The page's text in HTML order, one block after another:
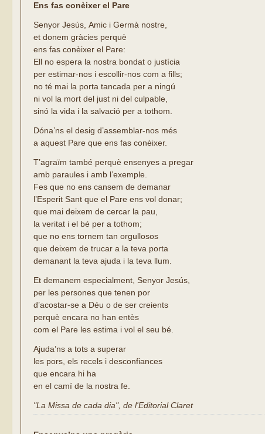
Ens fas conèixer el Pare
Senyor Jesús, Amic i Germà nostre,
et donem gràcies perquè
ens fas conèixer el Pare:
Ell no espera la nostra bondat o justícia
per estimar-nos i escollir-nos com a fills;
no té mai la porta tancada per a ningú
ni vol la mort del just ni del culpable,
sinó la vida i la salvació per a tothom.
Dóna’ns el desig d’assemblar-nos més
a aquest Pare que ens fas conèixer.
T’agraïm també perquè ensenyes a pregar
amb paraules i amb l’exemple.
Fes que no ens cansem de demanar
l’Esperit Sant que el Pare ens vol donar;
que mai deixem de cercar la pau,
la veritat i el bé per a tothom;
que no ens tornem tan orgullosos
que deixem de trucar a la teva porta
demanant la teva ajuda i la teva llum.
Et demanem especialment, Senyor Jesús,
per les persones que tenen por
d’acostar-se a Déu o de ser creients
perquè encara no han entès
com el Pare les estima i vol el seu bé.
Ajuda’ns a tots a superar
les pors, els recels i desconfiances
que encara hi ha
en el camí de la nostra fe.
"La Missa de cada dia", de l'Editorial Claret